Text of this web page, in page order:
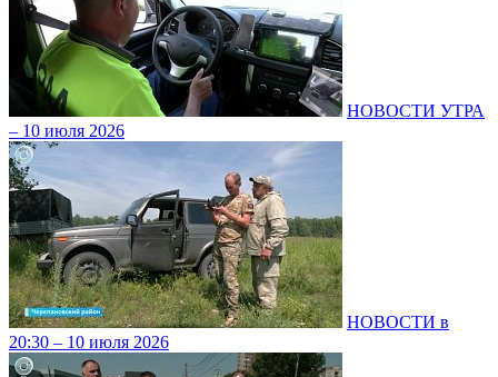
НОВОСТИ УТРА
– 10 июля 2026
НОВОСТИ в
20:30 – 10 июля 2026